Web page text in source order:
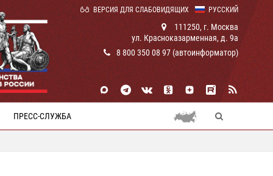
РУССКИЙ
ВЕРСИЯ ДЛЯ СЛАБОВИДЯЩИХ
111250, г. Москва
ул. Красноказарменная, д. 9а
8 800 350 08 97 (автоинформатор)
ПРЕСС-СЛУЖБА